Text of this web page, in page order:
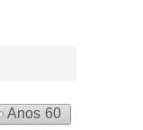
Anos 60